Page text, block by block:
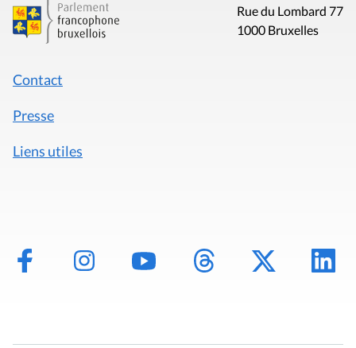
Rue du Lombard 77
1000 Bruxelles
Contact
Presse
Liens utiles